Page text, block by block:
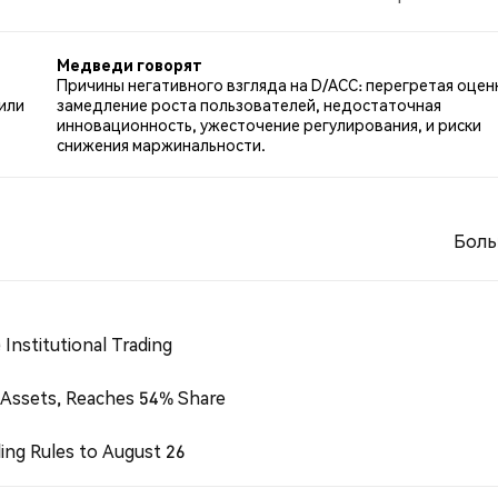
Медведи говорят
Причины негативного взгляда на D/ACC: перегретая
замедление роста пользователей, недостаточная
инновационность, ужесточение регулирования, и риски
снижения маржинальности.
Institutional Trading
Reaches 54% Share
Rules to August 26